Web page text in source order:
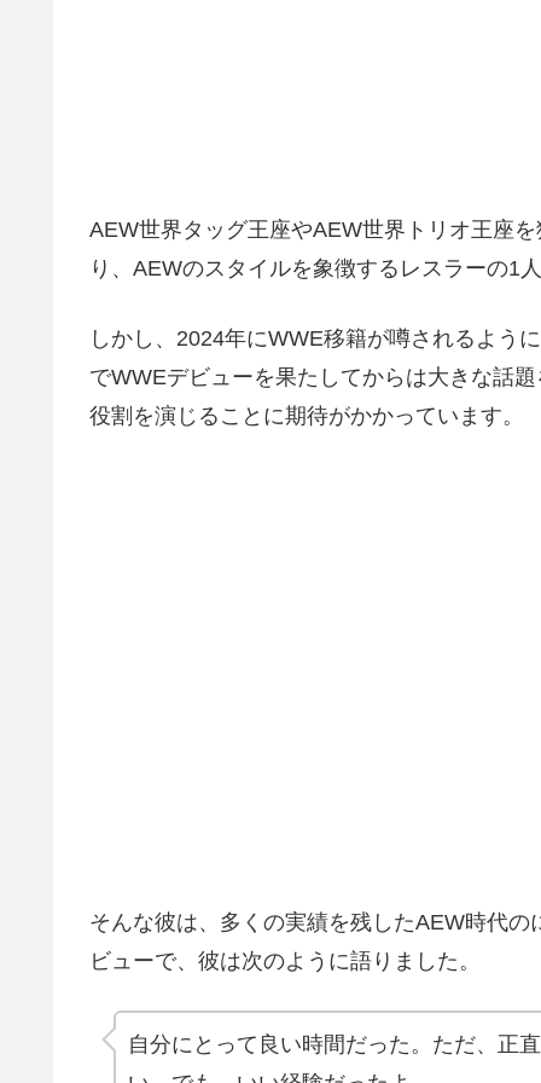
AEW世界タッグ王座やAEW世界トリオ王座
り、AEWのスタイルを象徴するレスラーの1
しかし、2024年にWWE移籍が噂されるよう
でWWEデビューを果たしてからは大きな話
役割を演じることに期待がかかっています。
そんな彼は、多くの実績を残したAEW時代
ビューで、彼は次のように語りました。
自分にとって良い時間だった。ただ、正